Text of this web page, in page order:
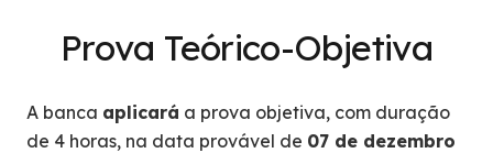
Prova Teórico-Objetiva
A banca aplicará a prova objetiva, com duração
de 4 horas, na data provável de 07 de dezembro